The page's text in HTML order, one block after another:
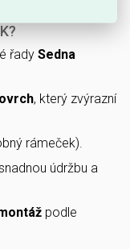
řady Sedna
, který zvýrazní
rámeček).
údržbu a
podle